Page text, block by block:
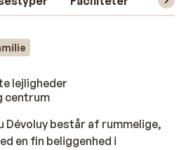
lejligheder
centrum
Dévoluy består af rummelige,
en fin beliggenhed i